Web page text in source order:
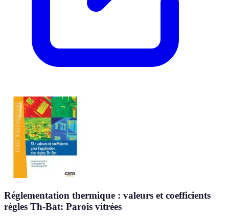
Réglementation thermique : valeurs et coefficients
règles Th-Bat: Parois vitrées